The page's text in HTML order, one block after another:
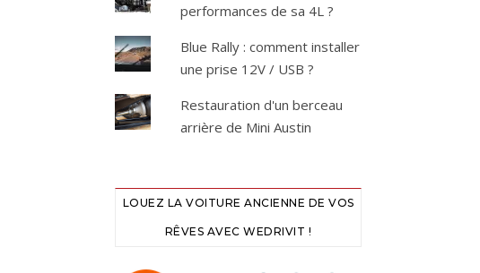
performances de sa 4L ?
Blue Rally : comment installer
une prise 12V / USB ?
Restauration d'un berceau
arrière de Mini Austin
LOUEZ LA VOITURE ANCIENNE DE VOS
RÊVES AVEC WEDRIVIT !